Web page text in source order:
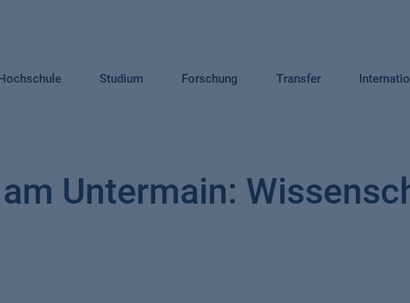
Studium Forschung Transfer
Untermain: